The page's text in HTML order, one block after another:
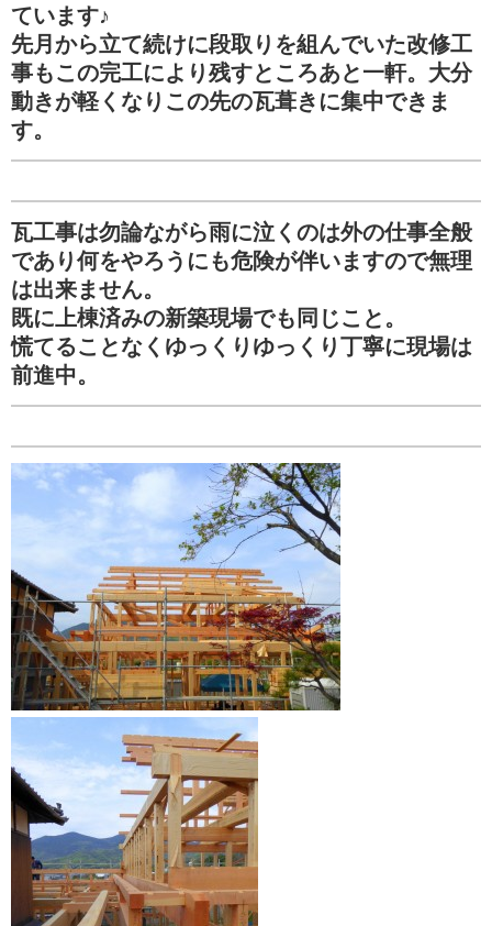
ています♪
先月から立て続けに段取りを組んでいた改修工
事もこの完工により残すところあと一軒。大分
動きが軽くなりこの先の瓦葺きに集中できま
す。
瓦工事は勿論ながら雨に泣くのは外の仕事全般
であり何をやろうにも危険が伴いますので無理
は出来ません。
既に上棟済みの新築現場でも同じこと。
慌てることなくゆっくりゆっくり丁寧に現場は
前進中。